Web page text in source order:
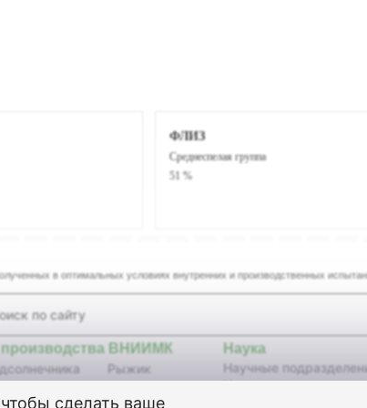
ФЛИЗ
Среднеспелая группа
51 %
в оптимальных условиях внутренних и производственных
ВНИИМК
Рыжик
Наука
Научные
Научные издания
сделать ваше